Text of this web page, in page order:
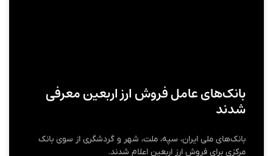
بانک‌های عامل فروش ارز اربعین معرفی
شدند
بانک‌های ملی ایران، سپه، ملت، شهر و گردشگری از سوی بانک
مرکزی برای فروش ارز اربعین اعلام شدند.